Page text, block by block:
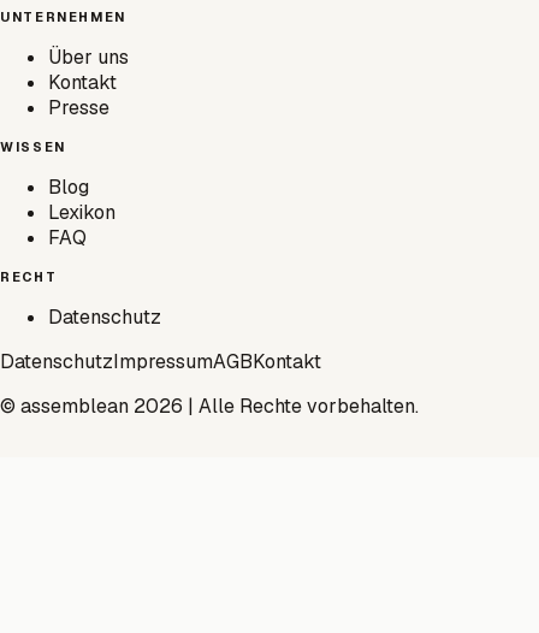
UNTERNEHMEN
Über uns
Kontakt
Presse
WISSEN
Blog
Lexikon
FAQ
RECHT
Datenschutz
DatenschutzImpressumAGBKontakt
© assemblean 2026 | Alle Rechte vorbehalten.